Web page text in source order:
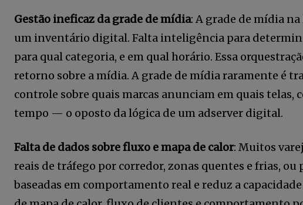
Gestão ineficaz da grade de mídia: A grade de mídia
um inventário digital. Falta inteligência para
para qual categoria, e em qual horário. Essa
retorno sobre a mídia. A grade de mídia raramente é
controle sobre quais marcas anunciam em quais telas,
tempo — o oposto da lógica de um adserver digital.
Falta de dados sobre fluxo e mapa de calor: Muitos
reais de tráfego por corredor, zonas quentes e frias,
baseadas em comportamento real e reduz a